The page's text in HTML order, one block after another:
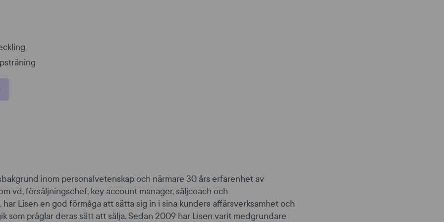
inom personalvetenskap och närmare 30 års erfarenhet av
vd, försäljningschef, key account manager, säljcoach och
Lisen en god förmåga att sätta sig in i sina kunders affärsverksamhet och
som präglar deras sätt att sälja. Sedan 2009 har Lisen varit medgrundare